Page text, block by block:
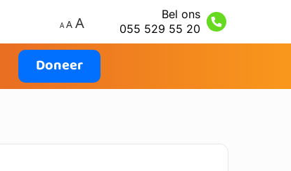
Bel ons
055 529 55 20
Doneer